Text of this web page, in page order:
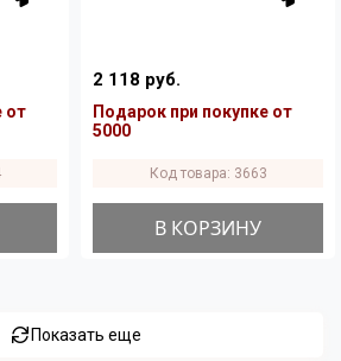
от
2 118 руб.
Подарок при покупке от
5000
Код товара: 3663
В КОРЗИНУ
Показать еще